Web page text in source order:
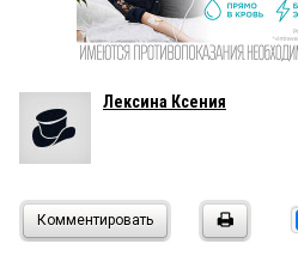
Лексина Ксения
Комментировать